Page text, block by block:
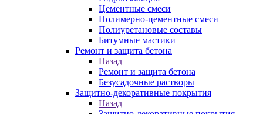
Цементные смеси
Полимерно-цементные смеси
Полиуретановые составы
Битумные мастики
Ремонт и защита бетона
Назад
Ремонт и защита бетона
Безусадочные растворы
Защитно-декоративные покрытия
Назад